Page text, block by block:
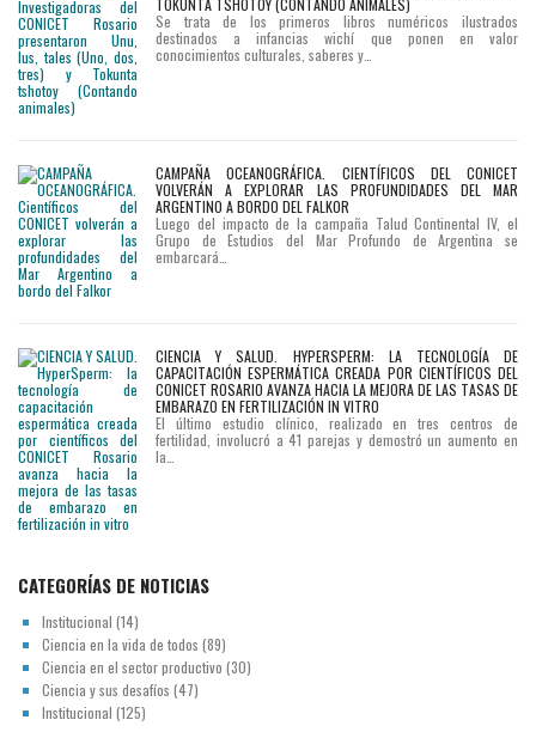
TOKUNTA TSHOTOY (CONTANDO ANIMALES)
Se trata de los primeros libros numéricos ilustrados
destinados a infancias wichí que ponen en valor
conocimientos culturales, saberes y…
CAMPAÑA OCEANOGRÁFICA. CIENTÍFICOS DEL CONICET
VOLVERÁN A EXPLORAR LAS PROFUNDIDADES DEL MAR
ARGENTINO A BORDO DEL FALKOR
Luego del impacto de la campaña Talud Continental IV, el
Grupo de Estudios del Mar Profundo de Argentina se
embarcará…
CIENCIA Y SALUD. HYPERSPERM: LA TECNOLOGÍA DE
CAPACITACIÓN ESPERMÁTICA CREADA POR CIENTÍFICOS DEL
CONICET ROSARIO AVANZA HACIA LA MEJORA DE LAS TASAS DE
EMBARAZO EN FERTILIZACIÓN IN VITRO
El último estudio clínico, realizado en tres centros de
fertilidad, involucró a 41 parejas y demostró un aumento en
la…
CATEGORÍAS DE NOTICIAS
Institucional (14)
Ciencia en la vida de todos (89)
Ciencia en el sector productivo (30)
Ciencia y sus desafíos (47)
Institucional (125)